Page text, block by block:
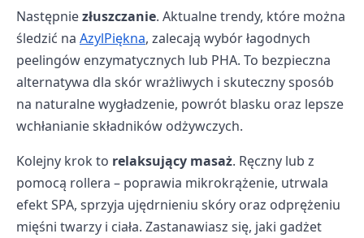
Następniezłuszczanie. Aktualne trendy, które można
śledzić na AzylPiękna, zalecają wybór łagodnych
peelingów enzymatycznych lub PHA. To bezpieczna
alternatywa dla skór wrażliwych i skuteczny sposób
na naturalne wygładzenie, powrót blasku oraz lepsze
wchłanianie składników odżywczych.
Kolejny krok to relaksujący masaż. Ręczny lub z
pomocą rollera – poprawia mikrokrążenie, utrwala
efekt SPA, sprzyja ujędrnieniu skóry oraz odprężeniu
mięśni twarzy i ciała. Zastanawiasz się, jaki gadżet